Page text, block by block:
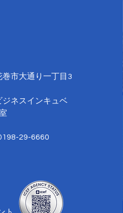
巻市大通り一丁目3
ジネスインキュベ
29-6660